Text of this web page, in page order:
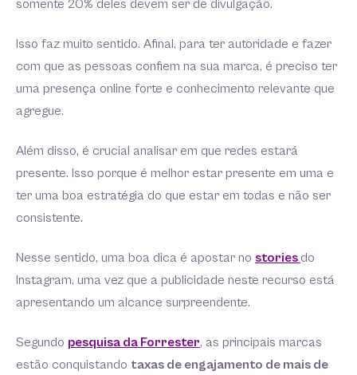
somente 20% deles devem ser de divulgação.
Isso faz muito sentido. Afinal, para ter autoridade e fazer
com que as pessoas confiem na sua marca, é preciso ter
uma presença online forte e conhecimento relevante que
agregue.
Além disso, é crucial analisar em que redes estará
presente. Isso porque é melhor estar presente em uma e
ter uma boa estratégia do que estar em todas e não ser
consistente.
Nesse sentido, uma boa dica é apostar no stories do
Instagram, uma vez que a publicidade neste recurso está
apresentando um alcance surpreendente.
Segundo pesquisa da Forrester, as principais marcas
estão conquistando taxas de engajamento de mais de